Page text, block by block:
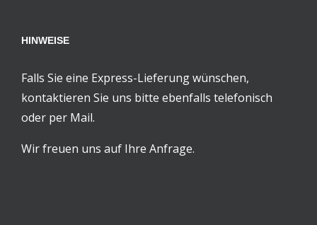
HINWEISE
Falls Sie eine Express-Lieferung wünschen,
kontaktieren Sie uns bitte ebenfalls telefonisch
oder per Mail.
Wir freuen uns auf Ihre Anfrage.